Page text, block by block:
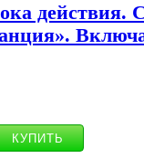
действия.